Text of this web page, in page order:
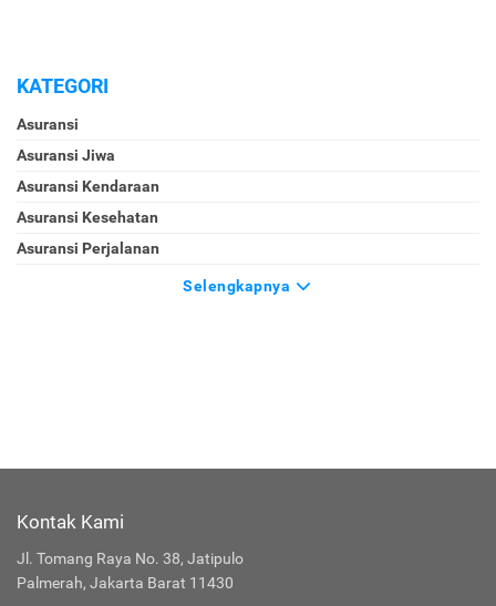
KATEGORI
Asuransi
Asuransi Jiwa
Asuransi Kendaraan
Asuransi Kesehatan
Asuransi Perjalanan
Selengkapnya
Kontak Kami
Jl. Tomang Raya No. 38, Jatipulo
Palmerah, Jakarta Barat 11430